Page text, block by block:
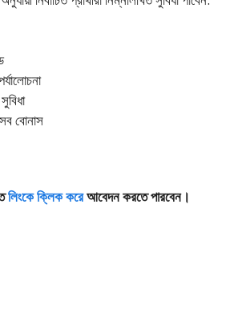
বোনাস
লিংকে ক্লিক করেআবেদন করতে পারবেন।